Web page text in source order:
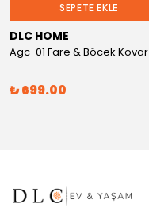
SEPETE EKLE
DLC HOME
Agc-01 Fare & Böcek Kovar
₺ 699.00